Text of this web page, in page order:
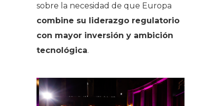
sobre la necesidad de que Europa
combine su liderazgo regulatorio
con mayor inversión y ambición
tecnológica.